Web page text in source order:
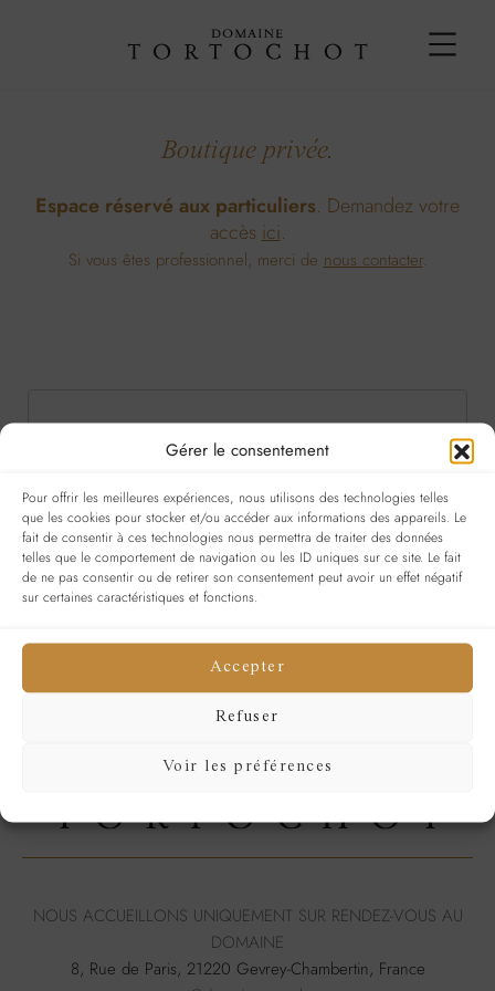
Gérer le consentement
Pour offrir les meilleures expériences, nous utilisons des technologies telles
que les cookies pour stocker et/ou accéder aux informations des appareils. Le
fait de consentir à ces technologies nous permettra de traiter des données
telles que le comportement de navigation ou les ID uniques sur ce site. Le fait
de ne pas consentir ou de retirer son consentement peut avoir un effet négatif
sur certaines caractéristiques et fonctions.
Accepter
Refuser
Voir les préférences
Boutique privée.
Espace réservé aux particuliers. Demandez votre
accès ici.
Si vous êtes professionnel, merci de nous contacter.
Obligatoire Obligatoire
Se souvenir de moi
SE CONNECTER
Mot de passe perdu ?
NOUS ACCUEILLONS UNIQUEMENT SUR RENDEZ-VOUS AU
DOMAINE
8, Rue de Paris, 21220 Gevrey-Chambertin, France